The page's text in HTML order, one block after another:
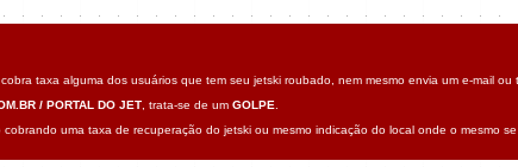
taxa alguma dos usuários que tem seu jetski roubado, nem mesmo envia um e-mail
/ PORTAL DO JET, trata-se de um GOLPE
uma taxa de recuperação do jetski ou mesmo indicação do local onde o mesmo